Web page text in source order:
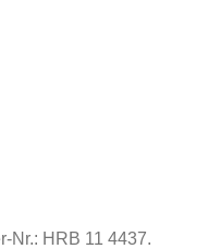
Nr.: HRB 11 4437.